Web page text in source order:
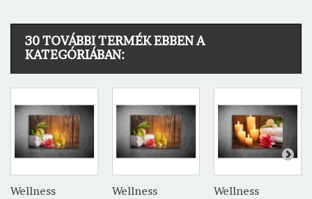
30 TOVÁBBI TERMÉK EBBEN A
KATEGÓRIÁBAN:
Wellness
Wellness
Wellness